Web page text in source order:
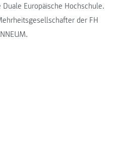
Europäische Hochschule.
der FH